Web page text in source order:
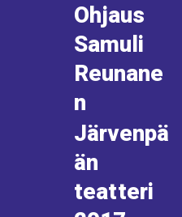
Ohjaus
Samuli
Reunane
n
Järvenpä
än
teatteri